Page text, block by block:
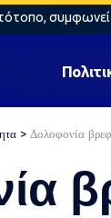
> Δολοφονία